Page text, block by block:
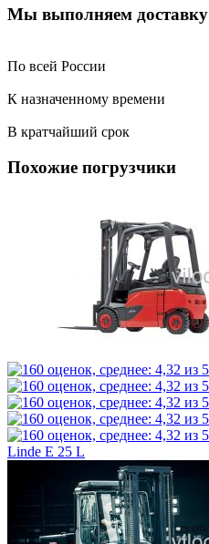
Мы выполняем доставку
По всей России
К назначенному времени
В кратчайший срок
Похожие погрузчики
Linde E 25 L